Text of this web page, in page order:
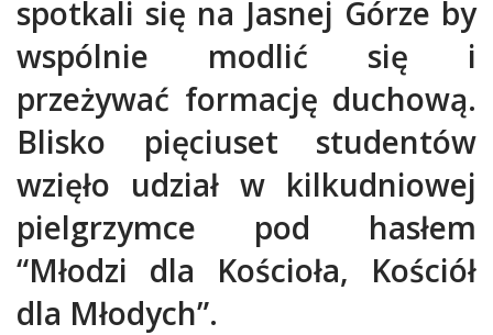
spotkali się na Jasnej Górze by
wspólnie modlić się i
przeżywać formację duchową.
Blisko pięciuset studentów
wzięło udział w kilkudniowej
pielgrzymce pod hasłem
“Młodzi dla Kościoła, Kościół
dla Młodych”.